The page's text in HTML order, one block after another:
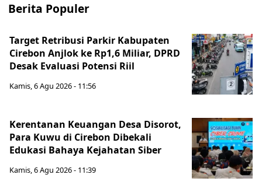
Berita Populer
Target Retribusi Parkir Kabupaten
Cirebon Anjlok ke Rp1,6 Miliar, DPRD
Desak Evaluasi Potensi Riil
Kamis, 6 Agu 2026 - 11:56
Kerentanan Keuangan Desa Disorot,
Para Kuwu di Cirebon Dibekali
Edukasi Bahaya Kejahatan Siber
Kamis, 6 Agu 2026 - 11:39